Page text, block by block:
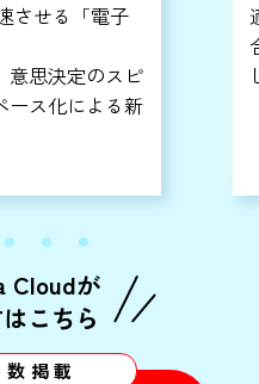
させる「電子
意思決定のスピ
ース化による新
Cloudが
こちら
掲載